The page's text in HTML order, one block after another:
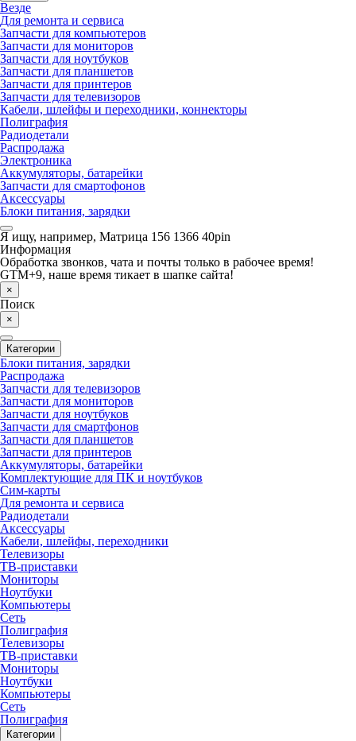
Везде
Для ремонта и сервиса
Запчасти для компьютеров
Запчасти для мониторов
Запчасти для ноутбуков
Запчасти для планшетов
Запчасти для принтеров
Запчасти для телевизоров
Кабели, шлейфы и переходники, коннекторы
Полиграфия
Радиодетали
Распродажа
Электроника
Аккумуляторы, батарейки
Запчасти для смартофонов
Аксессуары
Блоки питания, зарядки
Я ищу, например, Матрица 156 1366 40pin
Информация
Обработка звонков, чата и почты только в рабочее время!
GTM+9, наше время тикает в шапке сайта!
×
Поиск
×
Категории
Блоки питания, зарядки
Распродажа
Запчасти для телевизоров
Запчасти для мониторов
Запчасти для ноутбуков
Запчасти для смартфонов
Запчасти для планшетов
Запчасти для принтеров
Аккумуляторы, батарейки
Комплектующие для ПК и ноутбуков
Сим-карты
Для ремонта и сервиса
Радиодетали
Аксессуары
Кабели, шлейфы, переходники
Телевизоры
ТВ-приставки
Мониторы
Ноутбуки
Компьютеры
Сеть
Полиграфия
Телевизоры
ТВ-приставки
Мониторы
Ноутбуки
Компьютеры
Сеть
Полиграфия
Категории